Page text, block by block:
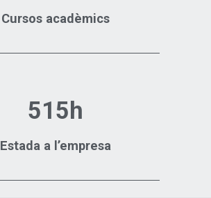
Cursos acadèmics
515h
Estada a l’empresa